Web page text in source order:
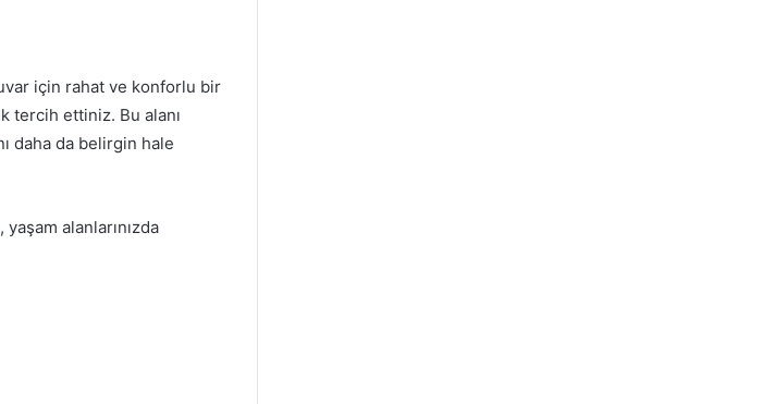
için rahat ve konforlu bir
tercih ettiniz. Bu alanı
daha da belirgin hale
alanlarınızda